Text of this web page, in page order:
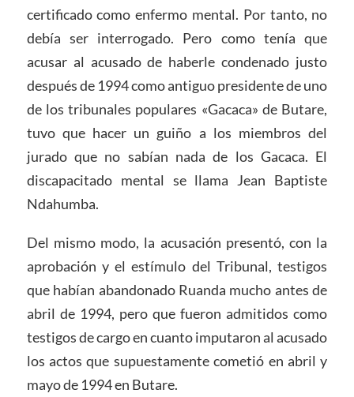
certificado como enfermo mental. Por tanto, no
debía ser interrogado. Pero como tenía que
acusar al acusado de haberle condenado justo
después de 1994 como antiguo presidente de uno
de los tribunales populares «Gacaca» de Butare,
tuvo que hacer un guiño a los miembros del
jurado que no sabían nada de los Gacaca. El
discapacitado mental se llama Jean Baptiste
Ndahumba.
Del mismo modo, la acusación presentó, con la
aprobación y el estímulo del Tribunal, testigos
que habían abandonado Ruanda mucho antes de
abril de 1994, pero que fueron admitidos como
testigos de cargo en cuanto imputaron al acusado
los actos que supuestamente cometió en abril y
mayo de 1994 en Butare.